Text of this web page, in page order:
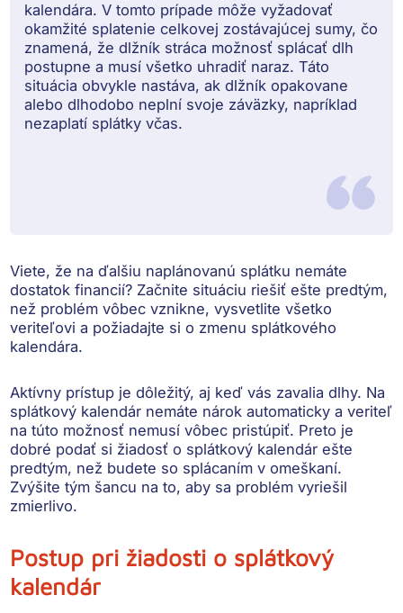
kalendára. V tomto prípade môže vyžadovať
okamžité splatenie celkovej zostávajúcej sumy, čo
znamená, že dlžník stráca možnosť splácať dlh
postupne a musí všetko uhradiť naraz. Táto
situácia obvykle nastáva, ak dlžník opakovane
alebo dlhodobo neplní svoje záväzky, napríklad
nezaplatí splátky včas.
Viete, že na ďalšiu naplánovanú splátku nemáte
dostatok financií? Začnite situáciu riešiť ešte predtým,
než problém vôbec vznikne, vysvetlite všetko
veriteľovi a požiadajte si o zmenu splátkového
kalendára.
Aktívny prístup je dôležitý, aj keď vás zavalia dlhy. Na
splátkový kalendár nemáte nárok automaticky a veriteľ
na túto možnosť nemusí vôbec pristúpiť. Preto je
dobré podať si žiadosť o splátkový kalendár ešte
predtým, než budete so splácaním v omeškaní.
Zvýšite tým šancu na to, aby sa problém vyriešil
zmierlivo.
Postup pri žiadosti o splátkový
kalendár